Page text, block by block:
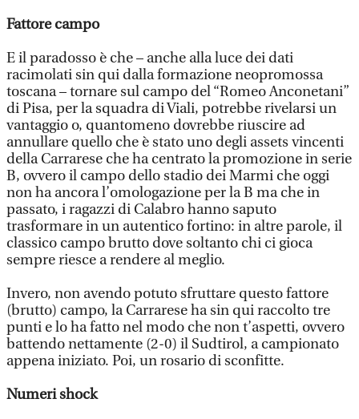
Fattore campo
E il paradosso è che – anche alla luce dei dati
racimolati sin qui dalla formazione neopromossa
toscana – tornare sul campo del “Romeo Anconetani”
di Pisa, per la squadra di Viali, potrebbe rivelarsi un
vantaggio o, quantomeno dovrebbe riuscire ad
annullare quello che è stato uno degli assets vincenti
della Carrarese che ha centrato la promozione in serie
B, ovvero il campo dello stadio dei Marmi che oggi
non ha ancora l’omologazione per la B ma che in
passato, i ragazzi di Calabro hanno saputo
trasformare in un autentico fortino: in altre parole, il
classico campo brutto dove soltanto chi ci gioca
sempre riesce a rendere al meglio.
Invero, non avendo potuto sfruttare questo fattore
(brutto) campo, la Carrarese ha sin qui raccolto tre
punti e lo ha fatto nel modo che non t’aspetti, ovvero
battendo nettamente (2-0) il Sudtirol, a campionato
appena iniziato. Poi, un rosario di sconfitte.
Numeri shock